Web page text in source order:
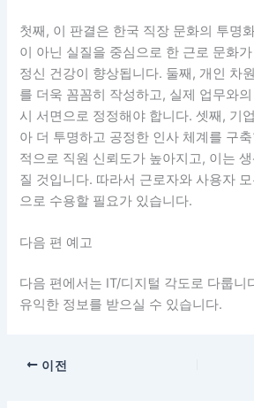
첫째, 이 판결은 한국 직장 문화의 투명
이 아닌 실질을 중심으로 한 근로 문화
정신 건강이 향상됩니다. 둘째, 개인 차
를 더욱 꼼꼼히 작성하고, 실제 업무와
시 서면으로 정정해야 합니다. 셋째, 기
아 더 투명하고 공정한 인사 체계를 구
적으로 직원 신뢰도가 높아지고, 이는
질 것입니다. 따라서 근로자와 사용자
으로 수용할 필요가 있습니다.
다음 편 예고
다음 편에서는 IT/디지털 각도로 다룹니
유익한 정보를 받으실 수 있습니다.
이전